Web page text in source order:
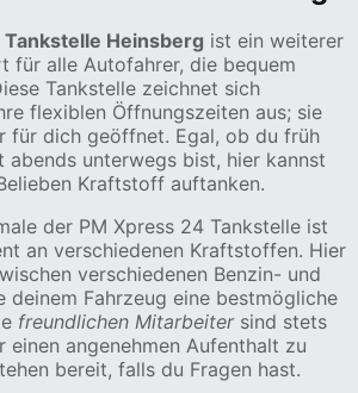
Heinsberg ist ein weiterer
für alle Autofahrer, die bequem
Tankstelle zeichnet sich
flexiblen Öffnungszeiten aus; sie
für dich geöffnet. Egal, ob du früh
abends unterwegs bist, hier kannst
Kraftstoff auftanken.
der PM Xpress 24 Tankstelle ist
an verschiedenen Kraftstoffen. Hier
verschiedenen Benzin- und
deinem Fahrzeug eine bestmögliche
freundlichen Mitarbeitersind stets
einen angenehmen Aufenthalt zu
bereit, falls du Fragen hast.